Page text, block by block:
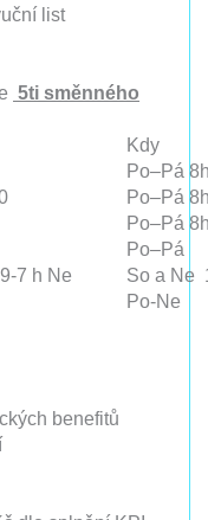
list
5ti směnného
Kdy
Po–Pá
Po–Pá
Po–Pá
Po–Pá
7 h Ne
So a Ne
Po-Ne
benefitů